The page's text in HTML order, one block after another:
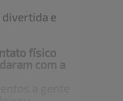
e
físico
com a
a gente